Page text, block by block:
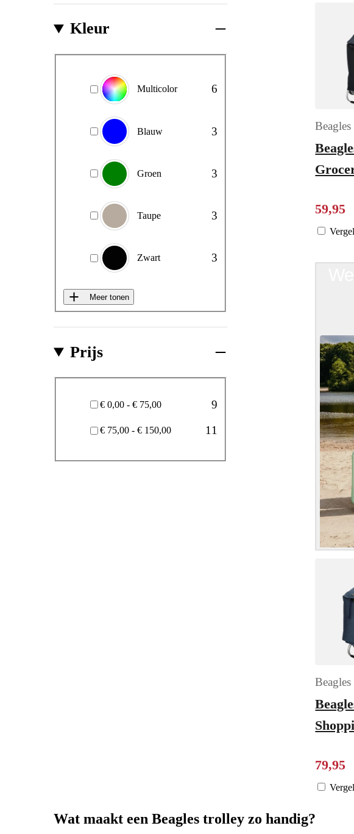
Kleur
Multicolor 6
Blauw 3
Groen 3
Taupe 3
Zwart 3
Meer tonen
Prijs
€ 0,00 - € 75,00
9
€ 75,00 - € 150,00 11
Beagles
blauw
59,95
Beagles
79,95
Wat maakt een Beagles trolley zo handig?